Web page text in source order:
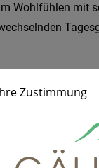
Wohlfühlen mit
Zustimmung